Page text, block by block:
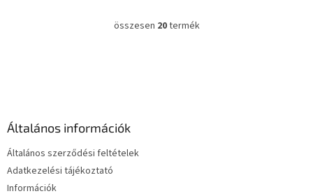
L
összesen 20termék
Általános információk
Általános szerződési feltételek
Adatkezelési tájékoztató
Információk